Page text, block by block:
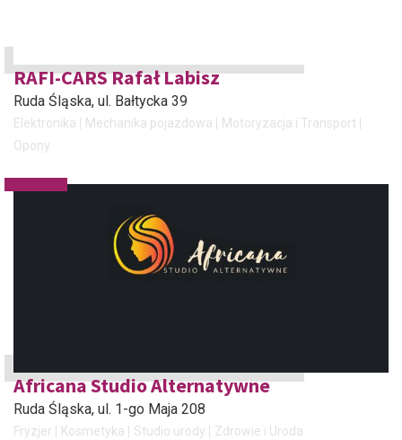
RAFI-CARS Rafał Labisz
Ruda Śląska, ul. Bałtycka 39
Elektronika Mechanika pojazdowa
Motoryzacja i Transport
Opony
Africana Studio Alternatywne
Ruda Śląska, ul. 1-go Maja 208
Fryzjer Kosmetyka Studio urody Zdrowie i Uroda